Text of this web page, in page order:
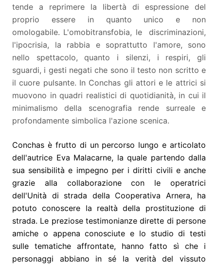
tende a reprimere la libertà di espressione del
proprio essere in quanto unico e non
omologabile. L'omobitransfobia, le discriminazioni,
l'ipocrisia, la rabbia e soprattutto l'amore, sono
nello spettacolo, quanto i silenzi, i respiri, gli
sguardi, i gesti negati che sono il testo non scritto e
il cuore pulsante. In Conchas gli attori e le attrici si
muovono in quadri realistici di quotidianità, in cui il
minimalismo della scenografia rende surreale e
profondamente simbolica l'azione scenica.
Conchas è frutto di un percorso lungo e articolato
dell'autrice Eva Malacarne, la quale partendo dalla
sua sensibilità e impegno per i diritti civili e anche
grazie alla collaborazione con le operatrici
dell'Unità di strada della Cooperativa Arnera, ha
potuto conoscere la realtà della prostituzione di
strada. Le preziose testimonianze dirette di persone
amiche o appena conosciute e lo studio di testi
sulle tematiche affrontate, hanno fatto sì che i
personaggi abbiano in sé la verità del vissuto